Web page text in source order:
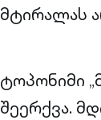
მტირალას
ტოპონიმი
შეერქვა.